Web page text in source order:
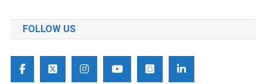
FOLLOW US